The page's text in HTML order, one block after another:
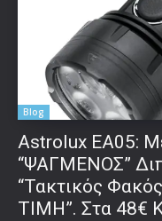
Blog
Astrolux ΕΑ05:
“ΨΑΓΜΕΝΟΣ”
“Τακτικός
ΤΙΜΗ”. Στα 48€